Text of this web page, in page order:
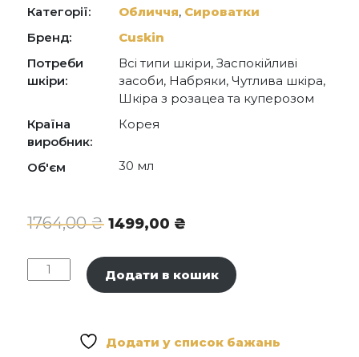
Crosspolymer, Arginine, Allantoin,
Dehydroxanthan gum, Dipotassium Glycyrrhizate,
Sodium Hyaluronate, Ethylhexylglycerin,
Extract, Hydrogenated Lecithin, Polyglyceryl-10
Diisostearate, Portulaca Oleracea Extract,
Категорії: Обличчя, Сироватки
Бренд:
Cuskin
Потреби
шкіри:
Всі типи шкіри, Заспокійливі
засоби, Набряки, Чутлива шкіра,
Шкіра з розацеа та куперозом
Країна
виробник:
Корея
Об'єм 30 мл
1764,00₴ Оригінальна
1764,00 ₴.
1499,00 ₴
1499,00 ₴.
CUSKIN
Clean-
Intensive
Додати в кошик
Додати у список бажань